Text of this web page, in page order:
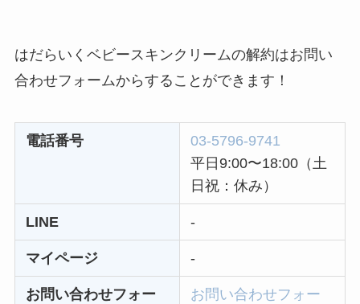
とめ！最短手続きや
詳しく解説！
ユンス美容液の解約
まとめ！電話が繋が
らない時の裏ワザ
なにわサプリ
なぜ解約できない？
電話以外に手続きす
はだらいくベビースキンクリームの解約はお問い
合わせフォームからすることができます！
電話番号
03-5796-9741
平日9:00〜18:00（土
日祝：休み）
LINE -
マイページ -
お問い合わせフォー
お問い合わせフォー